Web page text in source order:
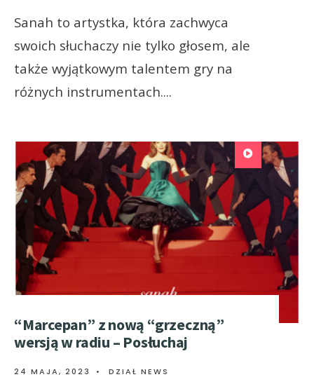
Sanah to artystka, która zachwyca
swoich słuchaczy nie tylko głosem, ale
także wyjątkowym talentem gry na
różnych instrumentach....
“Marcepan” z nową “grzeczną”
wersją w radiu – Posłuchaj
24 MAJA, 2023 • DZIAŁ NEWS